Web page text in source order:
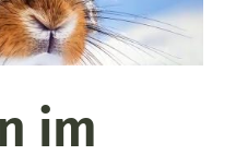
im